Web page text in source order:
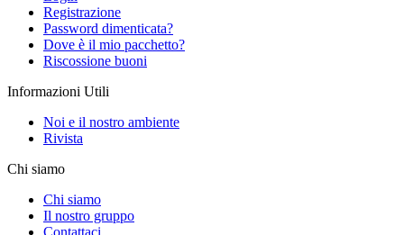
Registrazione
Password dimenticata?
Dove è il mio pacchetto?
Riscossione buoni
Informazioni Utili
Noi e il nostro ambiente
Rivista
Chi siamo
Chi siamo
Il nostro gruppo